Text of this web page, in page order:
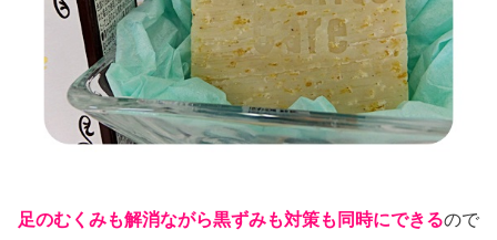
足のむくみも解消ながら黒ずみも対策も同時にできるので